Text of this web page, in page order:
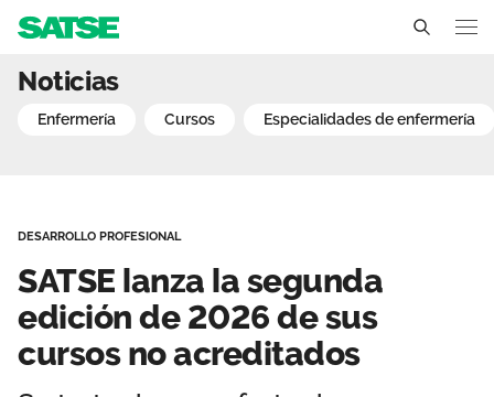
Delegados Sindicales
Estructura organizativa
Transparencia
Secciones sindicales
Servicios
Actualidad
Temas
Andalucía
Contáctanos
SATSE lanza la
Noticias
enfermería cursos especialidades de enfermería
DESARROLLO PROFESIONAL
SATSE lanza la segunda
edición de 2026 de sus
cursos no acreditados